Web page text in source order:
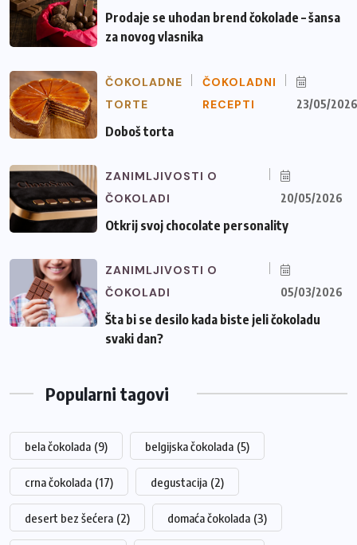
Prodaje se uhodan brend čokolade – šansa
za novog vlasnika
ČOKOLADNE
TORTE
ČOKOLADNI
RECEPTI
23/05/2026
Doboš torta
ZANIMLJIVOSTI O
ČOKOLADI
20/05/2026
Otkrij svoj chocolate personality
ZANIMLJIVOSTI O
ČOKOLADI
05/03/2026
Šta bi se desilo kada biste jeli čokoladu
svaki dan?
Popularni tagovi
bela čokolada (9) belgijska čokolada (5)
crna čokolada (17) degustacija (2)
desert bez šećera (2) domaća čokolada (3)